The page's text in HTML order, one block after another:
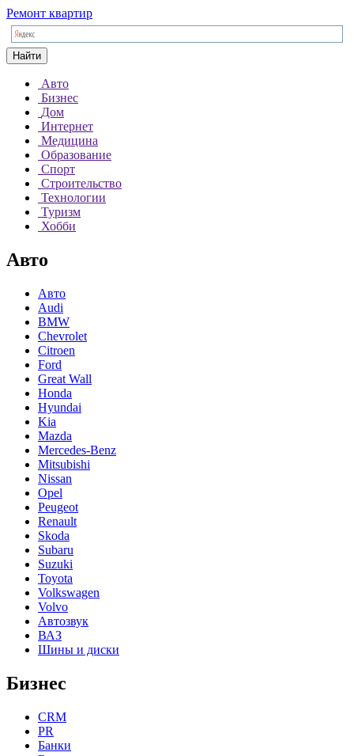
Ремонт квартир
Найти
Авто
Бизнес
Дом
Интернет
Медицина
Образование
Спорт
Строительство
Технологии
Туризм
Хобби
Авто
Авто
Audi
BMW
Chevrolet
Citroen
Ford
Great Wall
Honda
Hyundai
Kia
Mazda
Mercedes-Benz
Mitsubishi
Nissan
Opel
Peugeot
Renault
Skoda
Subaru
Suzuki
Toyota
Volkswagen
Volvo
Автозвук
ВАЗ
Шины и диски
Бизнес
CRM
PR
Банки